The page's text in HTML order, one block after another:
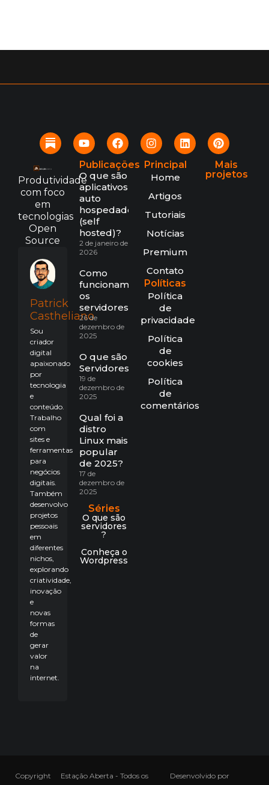
Produtividade
com foco
em
tecnologias
Open
Source
Patrick
Castheliano
Sou
criador
digital
apaixonado
por
tecnologia
e
conteúdo.
Trabalho
com
sites e
ferramentas
para
negócios
digitais.
Também
desenvolvo
projetos
pessoais
em
diferentes
nichos,
explorando
criatividade,
inovação
e
novas
formas
de
gerar
valor
na
internet.
Publicações
O que são
aplicativos
auto
hospedados
(self
hosted)?
2 de janeiro de
2026
Como
funcionam
os
servidores?
26 de
dezembro de
2025
O que são
Servidores?
19 de
dezembro de
2025
Qual foi a
distro
Linux mais
popular
de 2025?
17 de
dezembro de
2025
Séries
O que são
servidores
?
Conheça o
Wordpress
Principal
Home
Artigos
Tutoriais
Notícias
Premium
Contato
Políticas
Política
de
privacidade
Política
de
cookies
Política
de
comentários
Mais
projetos
Copyright Estação Aberta - Todos os Desenvolvido por